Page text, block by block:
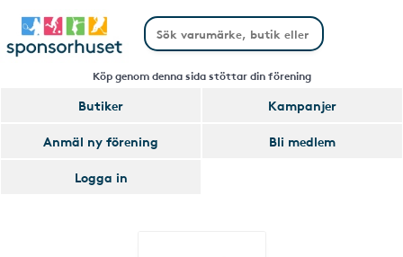
Köp genom denna sida stöttar din förening
Butiker
Kampanjer
Anmäl ny förening
Bli medlem
Logga in